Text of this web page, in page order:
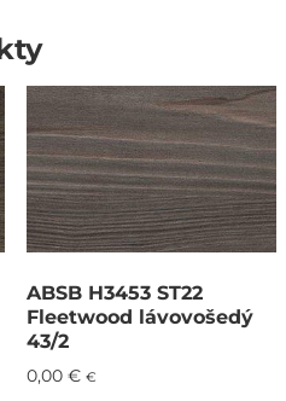
ABSB H3453 ST22
Fleetwood lávovošedý
43/2
0,00 € €